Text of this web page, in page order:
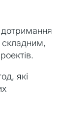
складним,
які